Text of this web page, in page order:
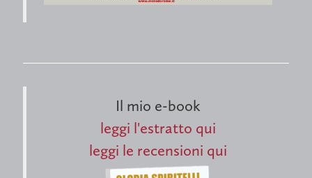
Il mio e-book
leggi l'estratto qui
leggi le recensioni qui